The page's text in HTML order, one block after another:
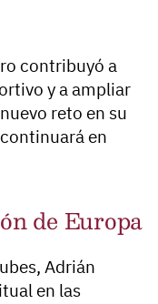
contribuyó a
y a ampliar
reto en su
en
de Europa
Adrián
en las